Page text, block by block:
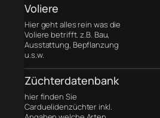
Voliere
Hier geht alles rein was die
Voliere betrifft. z.B. Bau,
Ausstattung, Bepflanzung
u.s.w.
Züchterdatenbank
hier finden Sie
Carduelidenzüchter inkl.